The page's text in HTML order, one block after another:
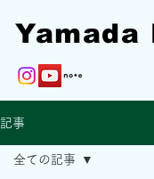
Yamada
記事
全ての記事